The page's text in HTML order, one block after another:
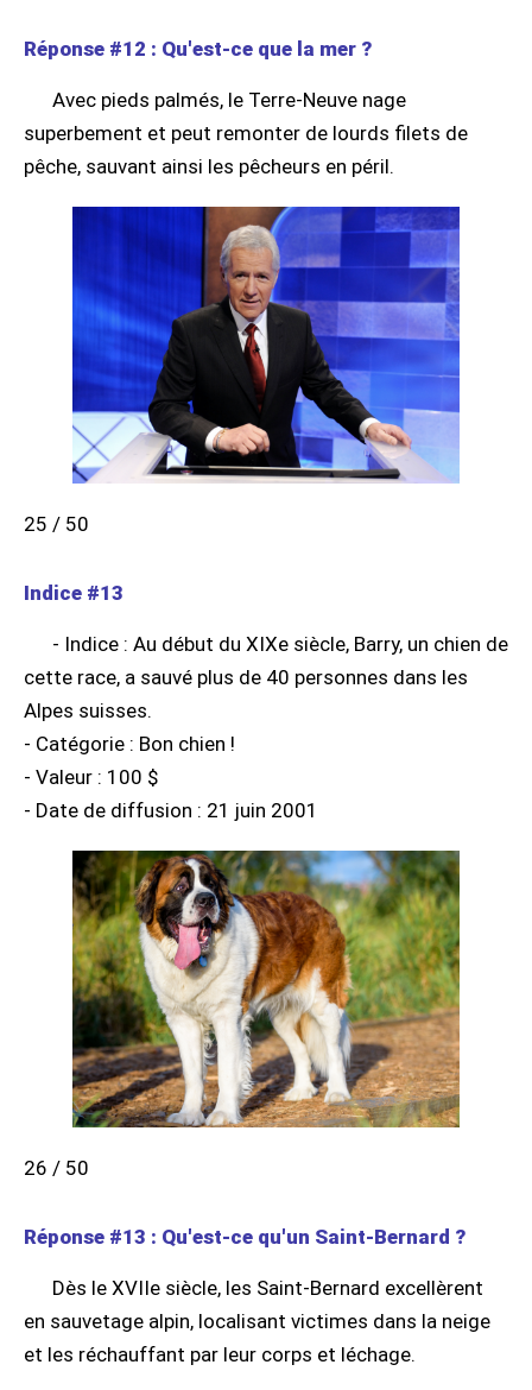
Réponse #12 : Qu'est-ce que la mer ?
Avec pieds palmés, le Terre-Neuve nage
superbement et peut remonter de lourds filets de
pêche, sauvant ainsi les pêcheurs en péril.
25 / 50
Indice #13
- Indice : Au début du XIXe siècle, Barry, un chien de
cette race, a sauvé plus de 40 personnes dans les
Alpes suisses.
- Catégorie : Bon chien !
- Valeur : 100 $
- Date de diffusion : 21 juin 2001
26 / 50
Réponse #13 : Qu'est-ce qu'un Saint-Bernard ?
Dès le XVIIe siècle, les Saint-Bernard excellèrent
en sauvetage alpin, localisant victimes dans la neige
et les réchauffant par leur corps et léchage.